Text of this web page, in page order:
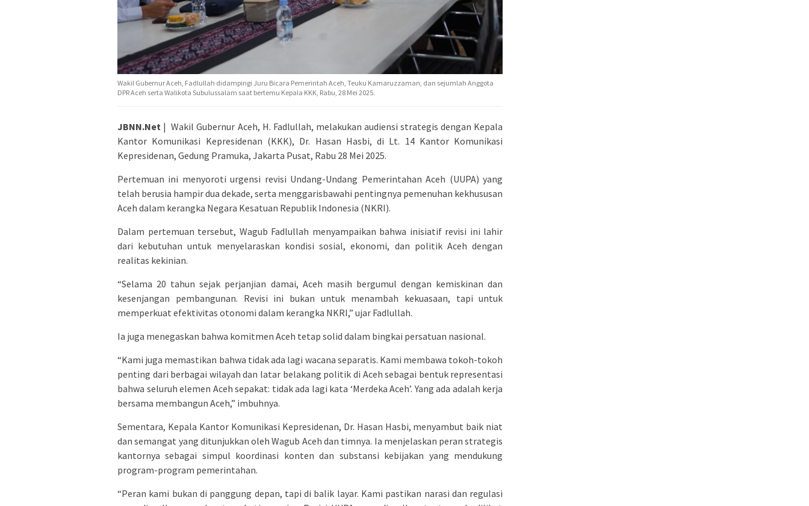
Wakil Gubernur Aceh, Fadlullah didampingi Juru Bicara Pemerintah Aceh, Teuku Kamaruzzaman, dan sejumlah Anggota
DPR Aceh serta Walikota Subulussalam saat bertemu Kepala KKK, Rabu, 28 Mei 2025.
JBNN.Net | Wakil Gubernur Aceh, H. Fadlullah, melakukan audiensi strategis dengan Kepala
Kantor Komunikasi Kepresidenan (KKK), Dr. Hasan Hasbi, di Lt. 14 Kantor Komunikasi
Kepresidenan, Gedung Pramuka, Jakarta Pusat, Rabu 28 Mei 2025.
Pertemuan ini menyoroti urgensi revisi Undang-Undang Pemerintahan Aceh (UUPA) yang
telah berusia hampir dua dekade, serta menggarisbawahi pentingnya pemenuhan kekhususan
Aceh dalam kerangka Negara Kesatuan Republik Indonesia (NKRI).
Dalam pertemuan tersebut, Wagub Fadlullah menyampaikan bahwa inisiatif revisi ini lahir
dari kebutuhan untuk menyelaraskan kondisi sosial, ekonomi, dan politik Aceh dengan
realitas kekinian.
“Selama 20 tahun sejak perjanjian damai, Aceh masih bergumul dengan kemiskinan dan
kesenjangan pembangunan. Revisi ini bukan untuk menambah kekuasaan, tapi untuk
memperkuat efektivitas otonomi dalam kerangka NKRI,” ujar Fadlullah.
Ia juga menegaskan bahwa komitmen Aceh tetap solid dalam bingkai persatuan nasional.
“Kami juga memastikan bahwa tidak ada lagi wacana separatis. Kami membawa tokoh-tokoh
penting dari berbagai wilayah dan latar belakang politik di Aceh sebagai bentuk representasi
bahwa seluruh elemen Aceh sepakat: tidak ada lagi kata ‘Merdeka Aceh’. Yang ada adalah kerja
bersama membangun Aceh,” imbuhnya.
Sementara, Kepala Kantor Komunikasi Kepresidenan, Dr. Hasan Hasbi, menyambut baik niat
dan semangat yang ditunjukkan oleh Wagub Aceh dan timnya. Ia menjelaskan peran strategis
kantornya sebagai simpul koordinasi konten dan substansi kebijakan yang mendukung
program-program pemerintahan.
“Peran kami bukan di panggung depan, tapi di balik layar. Kami pastikan narasi dan regulasi